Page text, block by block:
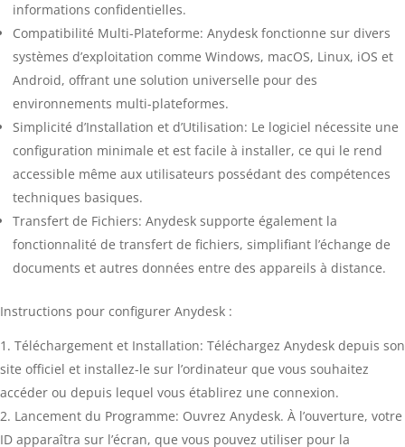
informations confidentielles.
Compatibilité Multi-Plateforme: Anydesk fonctionne sur divers
systèmes d’exploitation comme Windows, macOS, Linux, iOS et
Android, offrant une solution universelle pour des
environnements multi-plateformes.
Simplicité d’Installation et d’Utilisation: Le logiciel nécessite une
configuration minimale et est facile à installer, ce qui le rend
accessible même aux utilisateurs possédant des compétences
techniques basiques.
Transfert de Fichiers: Anydesk supporte également la
fonctionnalité de transfert de fichiers, simplifiant l’échange de
documents et autres données entre des appareils à distance.
Instructions pour configurer Anydesk :
Téléchargement et Installation: Téléchargez Anydesk depuis son
site officiel et installez-le sur l’ordinateur que vous souhaitez
accéder ou depuis lequel vous établirez une connexion.
Lancement du Programme: Ouvrez Anydesk. À l’ouverture, votre
ID apparaîtra sur l’écran, que vous pouvez utiliser pour la